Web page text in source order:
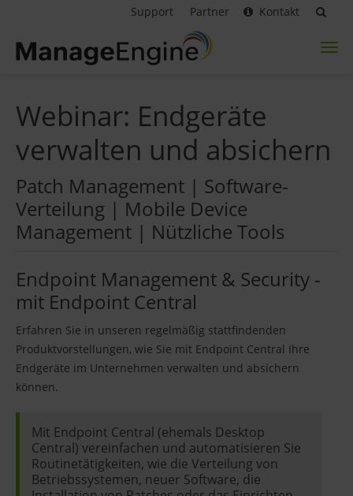
Support Partner Kontakt
Webinar: Endgeräte
verwalten und absichern
Patch Management | Software-
Verteilung | Mobile Device
Management | Nützliche Tools
Endpoint Management & Security -
mit Endpoint Central
Erfahren Sie in unseren regelmäßig stattfindenden
Produktvorstellungen, wie Sie mit Endpoint Central Ihre
Endgeräte im Unternehmen verwalten und absichern
können.
Mit Endpoint Central (ehemals Desktop
Central) vereinfachen und automatisieren Sie
Routinetätigkeiten, wie die Verteilung von
Betriebssystemen, neuer Software, die